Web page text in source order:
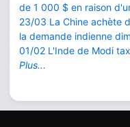
de 1 000 $ en raison
23/03 La Chine achète
la demande indienne
01/02 L'Inde de Modi
Plus...